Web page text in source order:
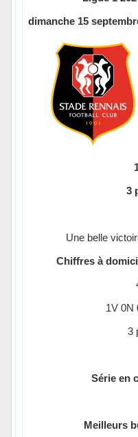
dimanche 15
3
Une belle
Chiffres à
1V 0N
3
Série en
Meilleurs